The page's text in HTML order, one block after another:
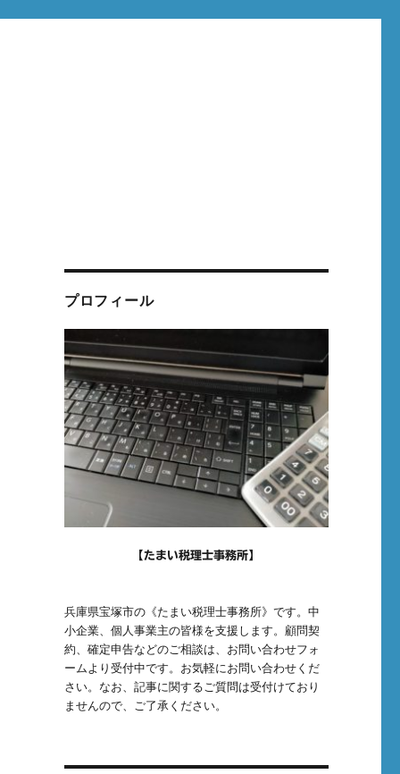
プロフィール
【たまい税理士事務所】
兵庫県宝塚市の《たまい税理士事務所》です。中
小企業、個人事業主の皆様を支援します。顧問契
約、確定申告などのご相談は、お問い合わせフォ
ームより受付中です。お気軽にお問い合わせくだ
さい。なお、記事に関するご質問は受付けており
ませんので、ご了承ください。